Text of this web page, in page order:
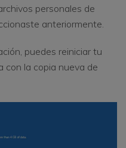
personales de
anteriormente.
puedes reiniciar tu
con la copia nueva de